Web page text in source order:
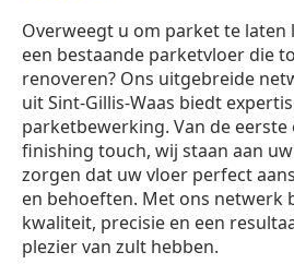
Overweegt u om parket te laten
een bestaande parketvloer die
renoveren? Ons uitgebreide
uit Sint-Gillis-Waas biedt
parketbewerking. Van de
finishing touch, wij staan aan
zorgen dat uw vloer perfect
en behoeften. Met ons netwerk
kwaliteit, precisie en een
plezier van zult hebben.